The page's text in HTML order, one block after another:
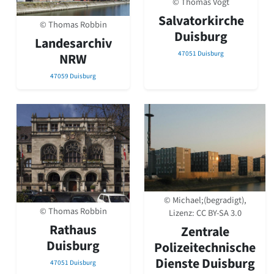
David Chipperfield
Harald Deilmann
Gottfried Böhm
Schneider von Esleben
Peter Behrens
Auszeichnung vorbildlicher Bauten NRW 2020
Epochen
Gesamtübersicht...
Gegenwart
Postmoderne
1950er-70er Jahre
Moderne
Reformarchitektur
Jugendstil
Historismus
Klassizismus
Barock
Renaissance
© Thomas Robbin
Landesarchiv
NRW
47059 Duisburg
Salvatorkirche
Duisburg
47051 Duisburg
© Thomas Robbin
Rathaus
Duisburg
47051 Duisburg
© Michael;(begradigt),
Lizenz:CC BY-SA 3.0
Zentrale
Polizeitechnische
Dienste Duisburg